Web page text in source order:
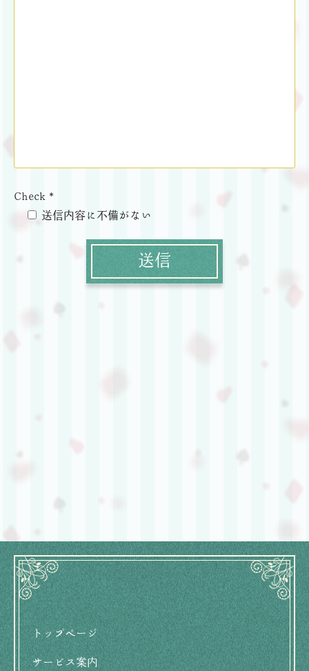
Check *
送信内容に不備がない
フ
ッ
タ
トップページ
サービス案内